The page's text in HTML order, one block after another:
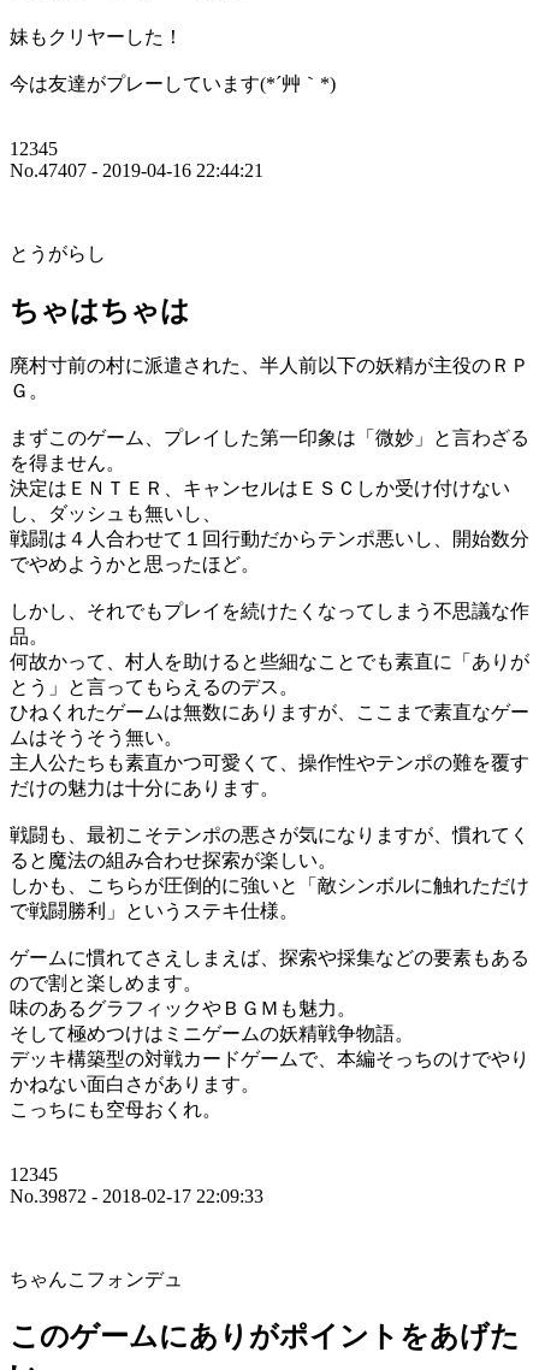
妹もクリヤーした！
今は友達がプレーしています(*´艸｀*)
12345
No.47407 - 2019-04-16 22:44:21
とうがらし
ちゃはちゃは
廃村寸前の村に派遣された、半人前以下の妖精が主役のＲＰ
Ｇ。
まずこのゲーム、プレイした第一印象は「微妙」と言わざる
を得ません。
決定はＥＮＴＥＲ、キャンセルはＥＳＣしか受け付けない
し、ダッシュも無いし、
戦闘は４人合わせて１回行動だからテンポ悪いし、開始数分
でやめようかと思ったほど。
しかし、それでもプレイを続けたくなってしまう不思議な作
品。
何故かって、村人を助けると些細なことでも素直に「ありが
とう」と言ってもらえるのデス。
ひねくれたゲームは無数にありますが、ここまで素直なゲー
ムはそうそう無い。
主人公たちも素直かつ可愛くて、操作性やテンポの難を覆す
だけの魅力は十分にあります。
戦闘も、最初こそテンポの悪さが気になりますが、慣れてく
ると魔法の組み合わせ探索が楽しい。
しかも、こちらが圧倒的に強いと「敵シンボルに触れただけ
で戦闘勝利」というステキ仕様。
ゲームに慣れてさえしまえば、探索や採集などの要素もある
ので割と楽しめます。
味のあるグラフィックやＢＧＭも魅力。
そして極めつけはミニゲームの妖精戦争物語。
デッキ構築型の対戦カードゲームで、本編そっちのけでやり
かねない面白さがあります。
こっちにも空母おくれ。
12345
No.39872 - 2018-02-17 22:09:33
ちゃんこフォンデュ
このゲームにありがポイントをあげた